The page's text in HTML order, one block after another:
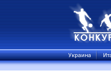
Украина